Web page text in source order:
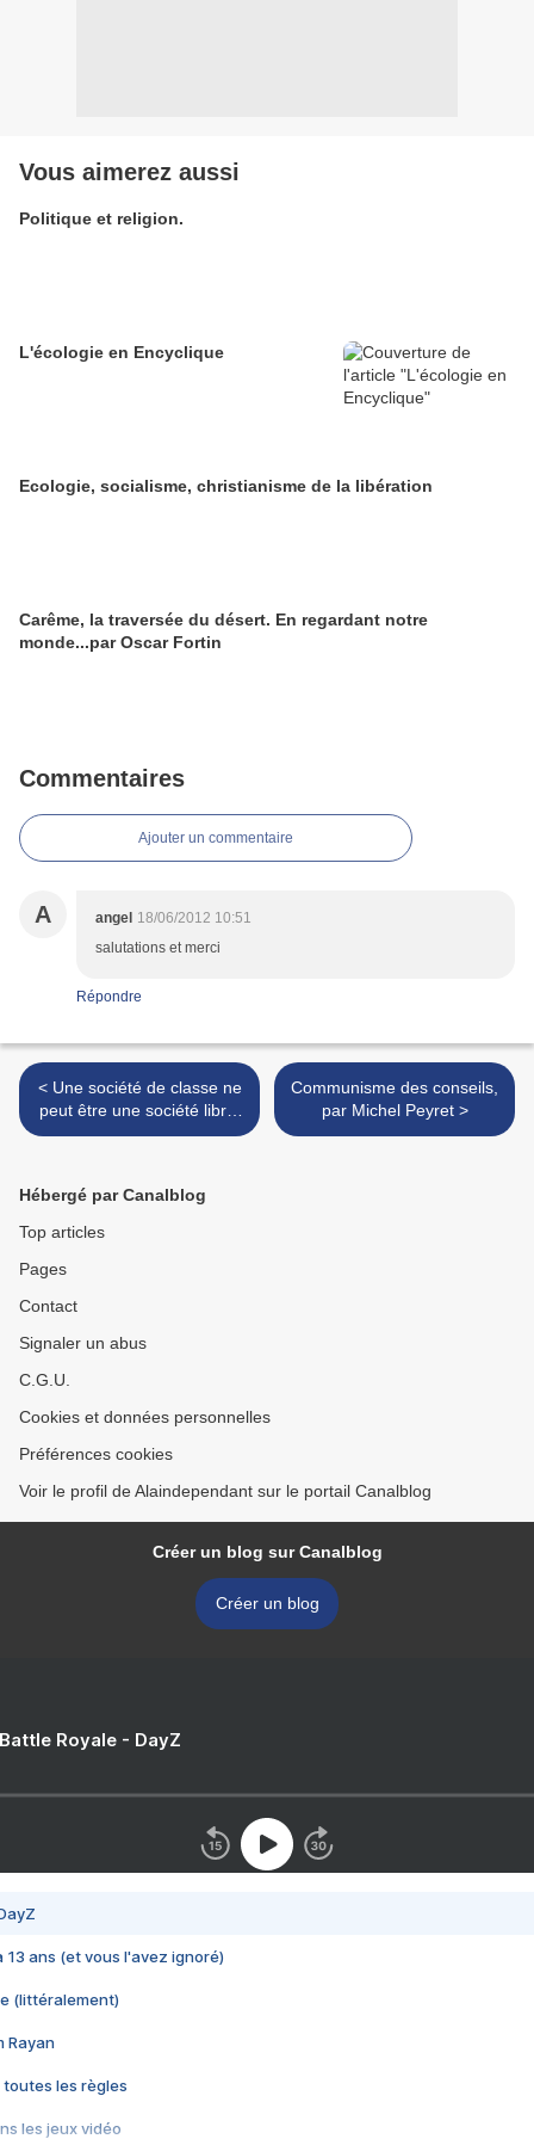
Vous aimerez aussi
Politique et religion.
L'écologie en Encyclique
Ecologie, socialisme, christianisme de la libération
Carême, la traversée du désert. En regardant notre
monde...par Oscar Fortin
Commentaires
Ajouter un commentaire
A angel 18/06/2012 10:51
salutations et merci
Répondre
< Une société de classe ne
peut être une société libre,
par Michel Peyret
Communisme des conseils,
par Michel Peyret >
Hébergé par Canalblog
Top articles
Pages
Contact
Signaler un abus
C.G.U.
Cookies et données personnelles
Préférences cookies
Voir le profil de Alaindependant sur le portail Canalblog
Créer un blog sur Canalblog
Créer un blog
Royale - DayZ
13 ans (et vous l'avez ignoré)
(littéralement)
Rayan
toutes les règles
les jeux vidéo